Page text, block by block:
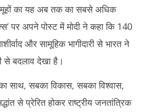
का यह अब तक का सबसे अधिक
पर अपने पोस्ट में मोदी ने कहा कि 140
और सामूहिक भागीदारी से भारत ने
से बदलाव देखा है।
साथ, सबका विकास, सबका विश्वास,
से प्रेरित होकर राष्ट्रीय जनतांत्रिक